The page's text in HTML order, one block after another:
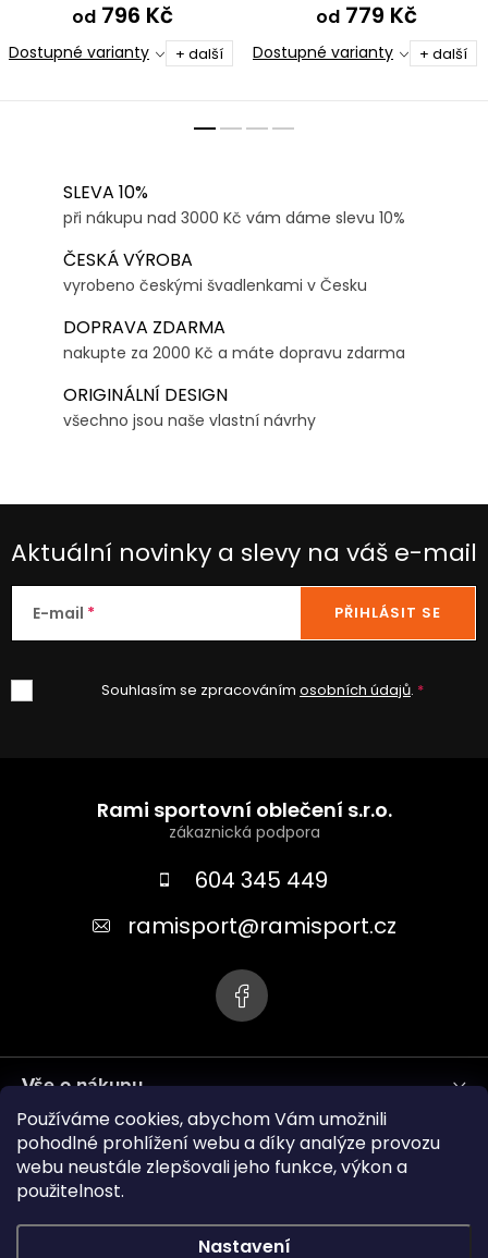
Používáme cookies, abychom Vám umožnili
pohodlné prohlížení webu a díky analýze provozu
webu neustále zlepšovali jeho funkce, výkon a
použitelnost.
Nastavení
od796 Kč
Dostupné varianty + další
od779 Kč
Dostupné varianty + další
SLEVA 10%
při nákupu nad 3000 Kč vám dáme slevu 10%
ČESKÁ VÝROBA
vyrobeno českými švadlenkami v Česku
DOPRAVA ZDARMA
nakupte za 2000 Kč a máte dopravu zdarma
ORIGINÁLNÍ DESIGN
všechno jsou naše vlastní návrhy
Aktuální novinky a slevy na váš e-mail
E-mail
Souhlasím se zpracováním osobních údajů.
PŘIHLÁSIT SE
Rami sportovní oblečení s.r.o.
604 345 449
ramisport@ramisport.cz
Vše o nákupu
Informace pro vás